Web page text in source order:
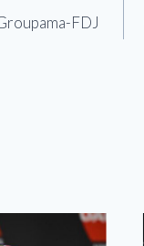
FDJ